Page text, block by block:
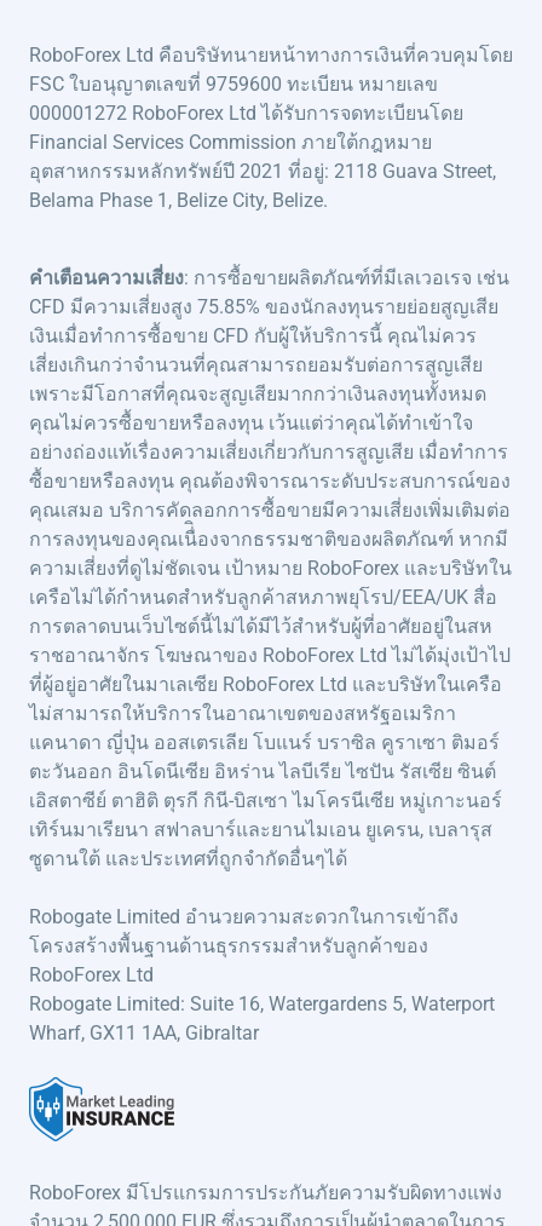
RoboForex Ltd คือบริษัทนายหน้าทางการเงินที่ควบคุมโดย
FSC ใบอนุญาตเลขที่ 9759600 ทะเบียน หมายเลข
000001272 RoboForex Ltd ได้รับการจดทะเบียนโดย
Financial Services Commission ภายใต้กฎหมาย
อุตสาหกรรมหลักทรัพย์ปี 2021 ที่อยู่: 2118 Guava Street,
Belama Phase 1, Belize City, Belize.
คำเตือนความเสี่ยง: การซื้อขายผลิตภัณฑ์ที่มีเลเวอเรจ เช่น
CFD มีความเสี่ยงสูง 75.85% ของนักลงทุนรายย่อยสูญเสีย
เงินเมื่อทำการซื้อขาย CFD กับผู้ให้บริการนี้ คุณไม่ควร
เสี่ยงเกินกว่าจำนวนที่คุณสามารถยอมรับต่อการสูญเสีย
เพราะมีโอกาสที่คุณจะสูญเสียมากกว่าเงินลงทุนทั้งหมด
คุณไม่ควรซื้อขายหรือลงทุน เว้นแต่ว่าคุณได้ทำเข้าใจ
อย่างถ่องแท้เรื่องความเสี่ยงเกี่ยวกับการสูญเสีย เมื่อทำการ
ซื้อขายหรือลงทุน คุณต้องพิจารณาระดับประสบการณ์ของ
คุณเสมอ บริการคัดลอกการซื้อขายมีความเสี่ยงเพิ่มเติมต่อ
การลงทุนของคุณเนื่ิองจากธรรมชาติของผลิตภัณฑ์ หากมี
ความเสี่ยงที่ดูไม่ชัดเจน เป้าหมาย RoboForex และบริษัทใน
เครือไม่ได้กำหนดสำหรับลูกค้าสหภาพยุโรป/EEA/UK สื่อ
การตลาดบนเว็บไซต์นี้ไม่ได้มีไว้สำหรับผู้ที่อาศัยอยู่ในสห
ราชอาณาจักร โฆษณาของ RoboForex Ltd ไม่ได้มุ่งเป้าไป
ที่ผู้อยู่อาศัยในมาเลเซีย RoboForex Ltd และบริษัทในเครือ
ไม่สามารถให้บริการในอาณาเขตของสหรัฐอเมริกา
แคนาดา ญี่ปุ่น ออสเตรเลีย โบแนร์ บราซิล คูราเซา ติมอร์
ตะวันออก อินโดนีเซีย อิหร่าน ไลบีเรีย ไซปัน รัสเซีย ซินต์
เอิสตาซีย์ ตาฮิติ ตุรกี กินี-บิสเซา ไมโครนีเซีย หมู่เกาะนอร์
เทิร์นมาเรียนา สฟาลบาร์และยานไมเอน ยูเครน, เบลารุส
ซูดานใต้ และประเทศที่ถูกจำกัดอื่นๆได้
Robogate Limited อำนวยความสะดวกในการเข้าถึง
โครงสร้างพื้นฐานด้านธุรกรรมสำหรับลูกค้าของ
RoboForex Ltd
Robogate Limited: Suite 16, Watergardens 5, Waterport
Wharf, GX11 1AA, Gibraltar
RoboForex มีโปรแกรมการประกันภัยความรับผิดทางแพ่ง